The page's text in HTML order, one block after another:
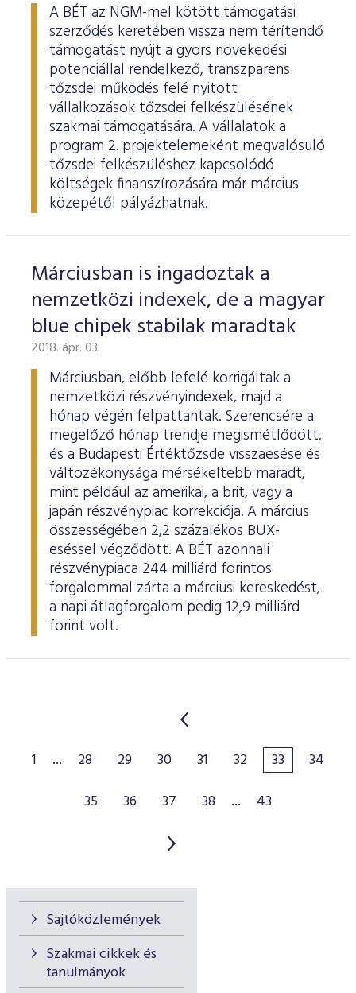
Sajtóközlemények
Szakmai cikkek és
tanulmányok
A BÉT az NGM-mel kötött támogatási
szerződés keretében vissza nem térítendő
támogatást nyújt a gyors növekedési
potenciállal rendelkező, transzparens
tőzsdei működés felé nyitott
vállalkozások tőzsdei felkészülésének
szakmai támogatására. A vállalatok a
program 2. projektelemeként megvalósuló
tőzsdei felkészüléshez kapcsolódó
költségek finanszírozására már március
közepétől pályázhatnak.
Márciusban is ingadoztak a
nemzetközi indexek, de a magyar
blue chipek stabilak maradtak
2018. ápr. 03.
Márciusban, előbb lefelé korrigáltak a
nemzetközi részvényindexek, majd a
hónap végén felpattantak. Szerencsére a
megelőző hónap trendje megismétlődött,
és a Budapesti Értéktőzsde visszaesése és
változékonysága mérsékeltebb maradt,
mint például az amerikai, a brit, vagy a
japán részvénypiac korrekciója. A március
összességében 2,2 százalékos BUX-
eséssel végződött. A BÉT azonnali
részvénypiaca 244 milliárd forintos
forgalommal zárta a márciusi kereskedést,
a napi átlagforgalom pedig 12,9 milliárd
forint volt.
1 ... 28 29 30 31 32 33
34
35
36 37 38 ... 43